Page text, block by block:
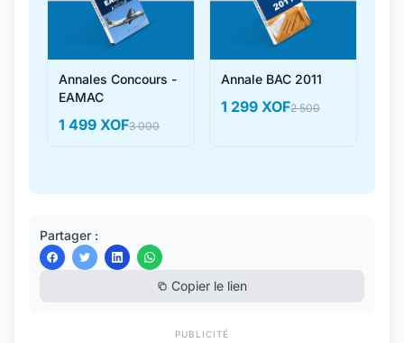
Annales Concours -
EAMAC
1 499 XOF3 000
Annale BAC 2011
1 299 XOF2 500
Partager :
Copier le lien
PUBLICITÉ